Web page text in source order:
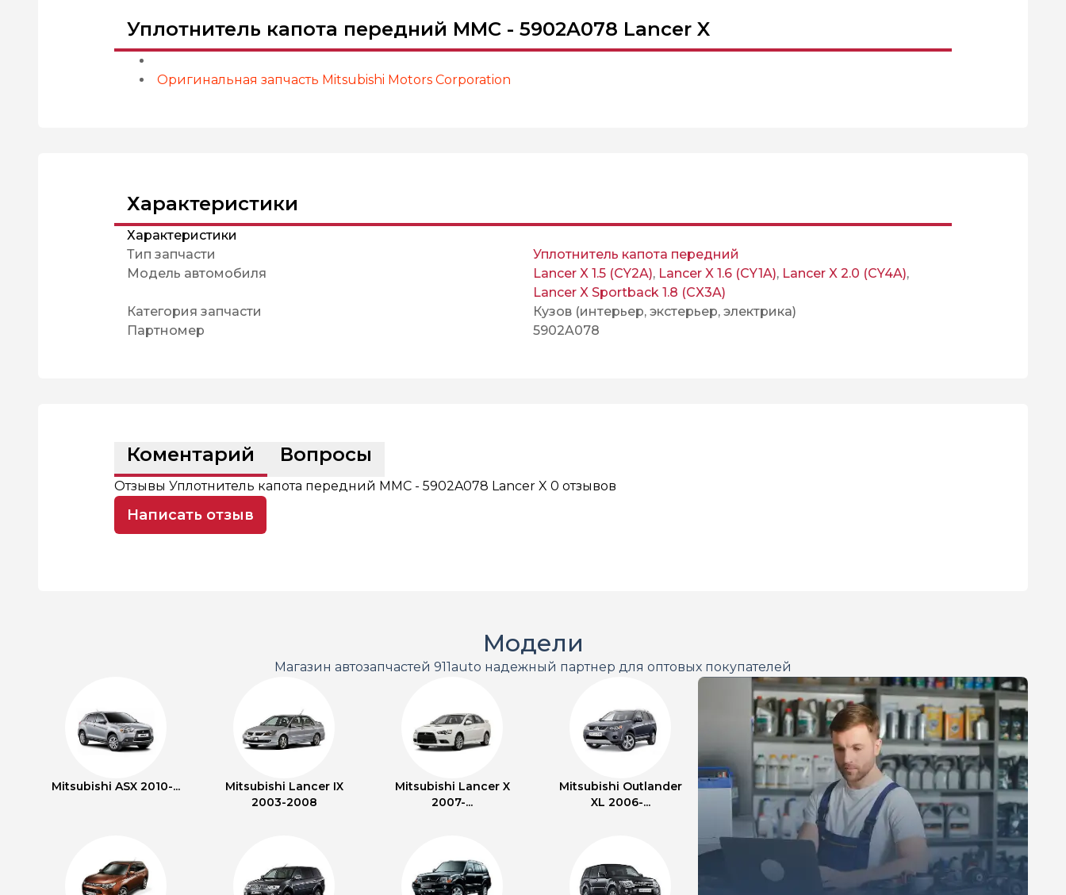
Уплотнитель капота передний MMC - 5902A078 Lancer X
Оригинальная запчасть Mitsubishi Motors Corporation
Характеристики
Характеристики
Тип запчасти
Уплотнитель капота передний
Модель автомобиля
Lancer X 1.5 (CY2A), Lancer X 1.6 (CY1A), Lancer X 2.0 (CY4A),
Lancer X Sportback 1.8 (CX3A)
Категория запчасти
Кузов (интерьер, экстерьер, электрика)
Партномер
5902A078
Коментарий Вопросы
Отзывы Уплотнитель капота передний MMC - 5902A078 Lancer X 0 отзывов
Написать отзыв
Модели
Магазин автозапчастей 911auto надежный партнер для оптовых покупателей
Mitsubishi ASX 2010-...
Mitsubishi Lancer IX
2003-2008
Mitsubishi Lancer X
2007-...
Mitsubishi Outlander
XL 2006-...